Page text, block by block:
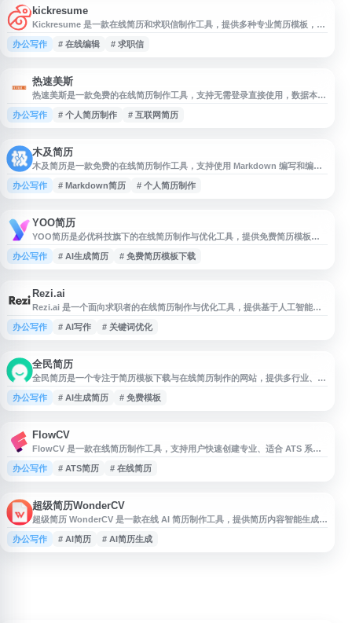
kickresume
Kickresume 是一款在线简历和求职信制作工具，提供多种专业简历模板，适
用于求职者快速创建、编辑和下载简历。平台支持简历生成、求职信撰写等功
能，模板设计面向招聘场景，帮助用户提升求职材料的规范性与展示效果。其
办公写作 # 在线编辑 # 求职信
热速美斯
热速美斯是一款免费的在线简历制作工具，支持无需登录直接使用，数据本地
存储以保护个人隐私。网站提供丰富的简历模板和拖拽式编辑功能，用户可快
速组合内容模块，制作适用于求职、互联网岗位等场景的个人简历。适合需要
办公写作 # 个人简历制作 # 互联网简历
木及简历
木及简历是一款免费的在线简历制作工具，支持使用 Markdown 编写和编辑
个人简历，适合互联网从业者及求职用户快速生成结构清晰的简历内容。网站
提供多种 Markdown 简历模板，可用于在线简历排版、个人简历制作和模板
办公写作 # Markdown简历 # 个人简历制作
YOO简历
YOO简历是必优科技旗下的在线简历制作与优化工具，提供免费简历模板下
载、应届生简历范文、在线简历编辑等功能。平台支持 AI 快速生成简历，并
提供简历分析、简历识别、简历探测、简历润色及岗位匹配等服务，帮助求职
办公写作 # AI生成简历 # 免费简历模板下载
Rezi.ai
Rezi.ai 是一个面向求职者的在线简历制作与优化工具，提供基于人工智能的
简历撰写、格式排版、关键词优化和求职信生成等功能。用户可通过模板快速
创建符合招聘系统筛选需求的简历，并根据职位描述改进内容匹配度。平台适
办公写作 # AI写作 # 关键词优化
全民简历
全民简历是一个专注于简历模板下载与在线简历制作的网站，提供多行业、多
岗位的简历模板资源，支持免费使用与编辑。平台结合设计师与 HR 经验打造
简历样式，并提供 AI 一键生成简历功能，帮助求职者快速完成结构清晰、内
办公写作 # AI生成简历 # 免费模板
FlowCV
FlowCV 是一款在线简历制作工具，支持用户快速创建专业、适合 ATS 系统
识别的简历。平台提供简洁易用的编辑体验，可免费下载简历文件，且无水
印、无隐藏费用，适合求职者用于制作、优化和导出个人简历。FlowCV 面向
办公写作 # ATS简历 # 在线简历
超级简历WonderCV
超级简历 WonderCV 是一款在线 AI 简历制作工具，提供简历内容智能生成、
措辞优化、纠错检查、模板选择与 PDF 导出等功能。网站覆盖校招、社招、
留学等求职场景，支持中英文简历制作，并提供多行业简历模板下载与多端云
办公写作 # AI简历 # AI简历生成